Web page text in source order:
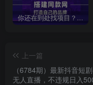
你还在到处找项目？还在当韭菜？我靠卖项目一个月收入5万+，曾经我也是个失败者。
上一篇
（6784期）最新抖音短
无人直播，不违规日入